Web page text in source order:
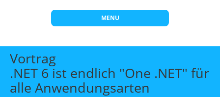
MENU
Start
Beratung
Vortrag
.NET 6 ist endlich "One .NET" für
alle Anwendungsarten